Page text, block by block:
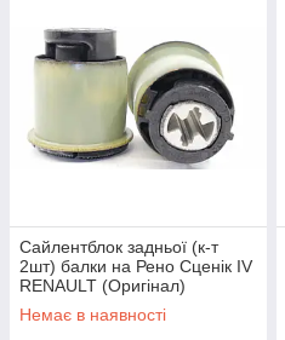
Сайлентблок задньої (к-т
2шт) балки на Рено Сценік IV
RENAULT (Оригінал)
550447517R
Немає в наявності